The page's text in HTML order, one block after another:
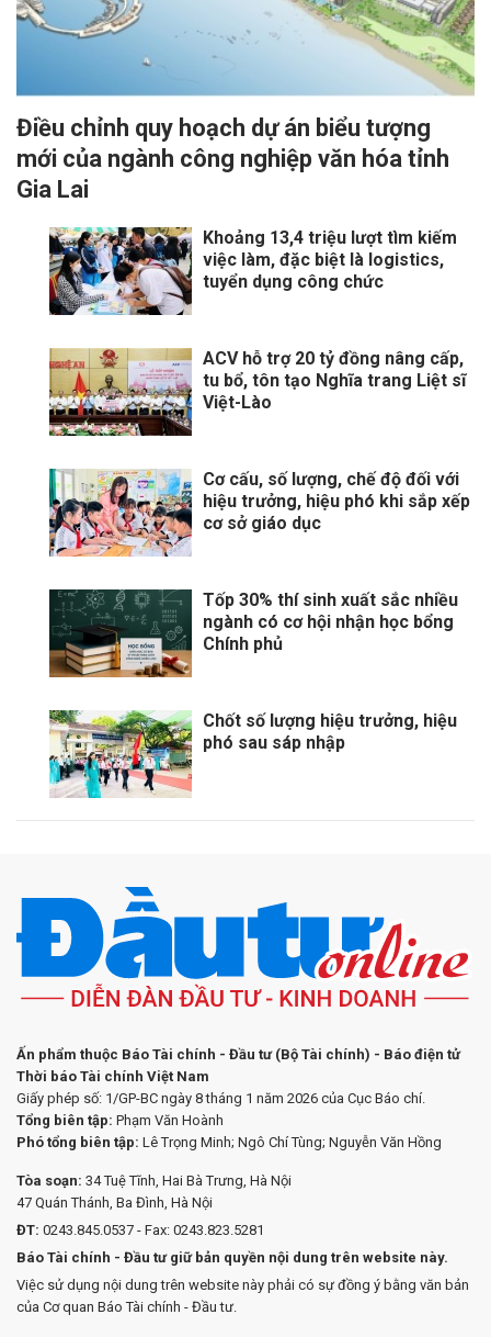
Điều chỉnh quy hoạch dự án biểu tượng
mới của ngành công nghiệp văn hóa tỉnh
Gia Lai
Khoảng 13,4 triệu lượt tìm kiếm
việc làm, đặc biệt là logistics,
tuyển dụng công chức
ACV hỗ trợ 20 tỷ đồng nâng cấp,
tu bổ, tôn tạo Nghĩa trang Liệt sĩ
Việt-Lào
Cơ cấu, số lượng, chế độ đối với
hiệu trưởng, hiệu phó khi sắp xếp
cơ sở giáo dục
Tốp 30% thí sinh xuất sắc nhiều
ngành có cơ hội nhận học bổng
Chính phủ
Chốt số lượng hiệu trưởng, hiệu
phó sau sáp nhập
Ấn phẩm thuộc Báo Tài chính - Đầu tư (Bộ Tài chính) - Báo điện tử
Thời báo Tài chính Việt Nam
Giấy phép số: 1/GP-BC ngày 8 tháng 1 năm 2026 của Cục Báo chí.
Tổng biên tập: Phạm Văn Hoành
Phó tổng biên tập: Lê Trọng Minh; Ngô Chí Tùng; Nguyễn Văn Hồng
Tòa soạn: 34 Tuệ Tĩnh, Hai Bà Trưng, Hà Nội
47 Quán Thánh, Ba Đình, Hà Nội
ĐT: 0243.845.0537 - Fax: 0243.823.5281
Báo Tài chính - Đầu tư giữ bản quyền nội dung trên website này.
Việc sử dụng nội dung trên website này phải có sự đồng ý bằng văn bản
của Cơ quan Báo Tài chính - Đầu tư.